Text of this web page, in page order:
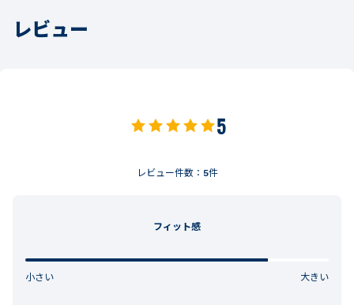
レビュー
5
レビュー件数： 5件
フィット感
小さい 大きい